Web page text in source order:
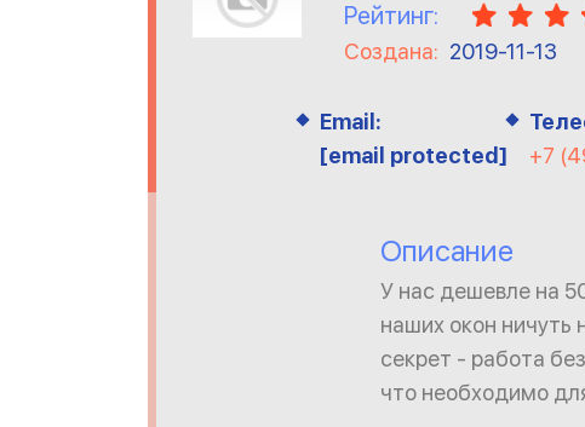
Рейтинг:
Создана: 2019-11-13
Email:
[email protected]
+7
Описание
У нас дешевле на
наших окон ничуть
секрет - работа
что необходимо